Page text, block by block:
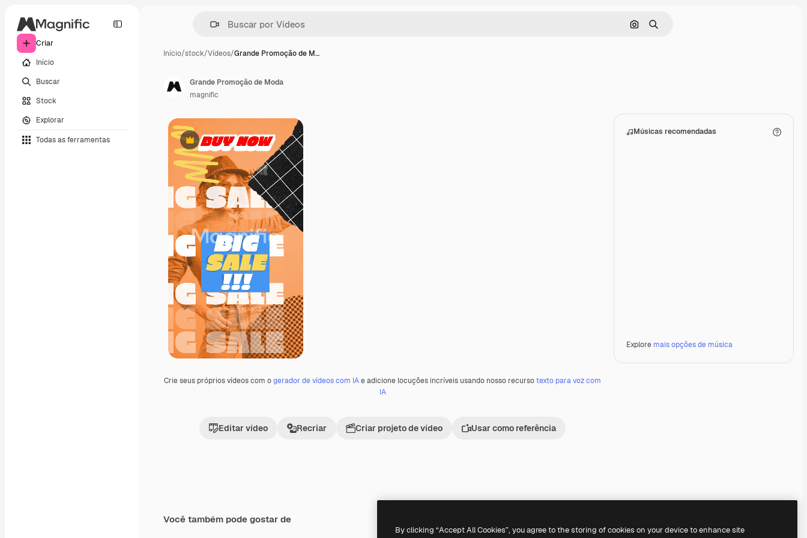
Criar
Início
Buscar
Stock
Explorar
Todas as ferramentas
Pesquisar por imagem
Buscar
Início/stock/Vídeos/Grande Promoção de M…
Premium
Crie seus próprios vídeos com ogerador de vídeos com IAe adicione locuções incríveis usando nosso recursotexto para voz com
IA
Editar vídeo Recriar Criar projeto de vídeo Usar como referência
Músicas recomendadas
Explore mais opções de música
Grande Promoção de Moda
magnific
Você também pode gostar de
Premium
Premium
By clicking “Accept All Cookies”, you agree to the storing of cookies on your device to enhance site